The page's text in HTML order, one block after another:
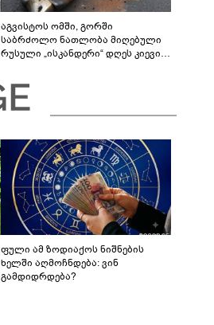
აგვისტოს ომში, გორში
საბრძოლო ნათლობა მიღებული
რუსული „ისკანდერი“ დღეს კიევის
ფული ამ ზოდიაქოს ნიშნების
ხელში აღმოჩნდება: ვინ
გამდიდრდება?